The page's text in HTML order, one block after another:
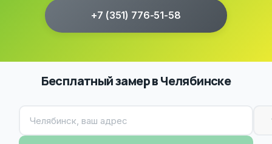
+7 (351) 776-51-58
Бесплатный замер в Челябинске